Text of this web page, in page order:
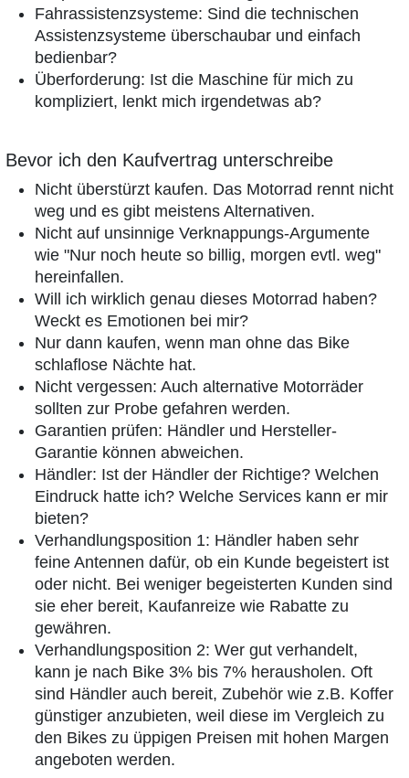
Fahrassistenzsysteme: Sind die technischen
Assistenzsysteme überschaubar und einfach
bedienbar?
Überforderung: Ist die Maschine für mich zu
kompliziert, lenkt mich irgendetwas ab?
Bevor ich den Kaufvertrag unterschreibe
Nicht überstürzt kaufen. Das Motorrad rennt nicht
weg und es gibt meistens Alternativen.
Nicht auf unsinnige Verknappungs-Argumente
wie "Nur noch heute so billig, morgen evtl. weg"
hereinfallen.
Will ich wirklich genau dieses Motorrad haben?
Weckt es Emotionen bei mir?
Nur dann kaufen, wenn man ohne das Bike
schlaflose Nächte hat.
Nicht vergessen: Auch alternative Motorräder
sollten zur Probe gefahren werden.
Garantien prüfen: Händler und Hersteller-
Garantie können abweichen.
Händler: Ist der Händler der Richtige? Welchen
Eindruck hatte ich? Welche Services kann er mir
bieten?
Verhandlungsposition 1: Händler haben sehr
feine Antennen dafür, ob ein Kunde begeistert ist
oder nicht. Bei weniger begeisterten Kunden sind
sie eher bereit, Kaufanreize wie Rabatte zu
gewähren.
Verhandlungsposition 2: Wer gut verhandelt,
kann je nach Bike 3% bis 7% herausholen. Oft
sind Händler auch bereit, Zubehör wie z.B. Koffer
günstiger anzubieten, weil diese im Vergleich zu
den Bikes zu üppigen Preisen mit hohen Margen
angeboten werden.